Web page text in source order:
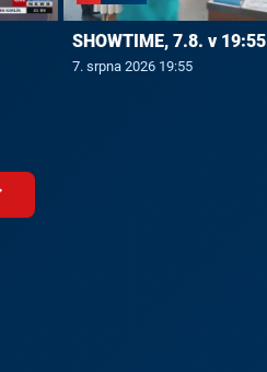
SHOWTIME, 7.8. v 19:55
7. srpna 2026 19:55